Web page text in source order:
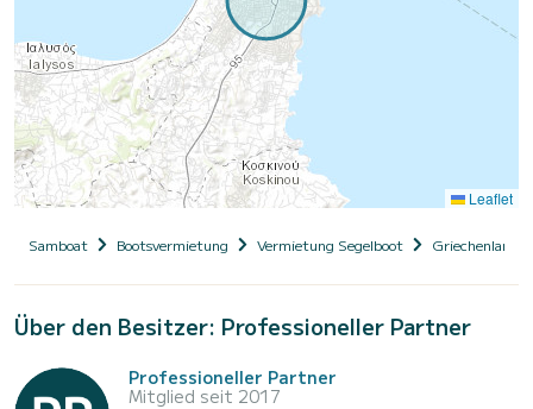
Leaflet
Samboat Bootsvermietung Vermietung Segelboot Griechenland
Über den Besitzer: Professioneller Partner
Professioneller Partner
Mitglied seit 2017